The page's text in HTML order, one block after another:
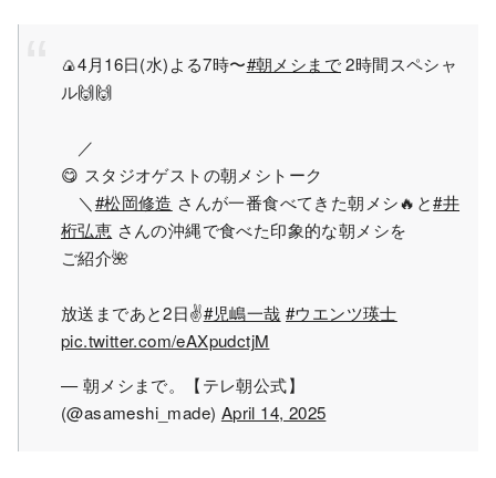
🍙4月16日(水)よる7時〜#朝メシまで2時間スペシャ
ル🙌🙌
／
😋 スタジオゲストの朝メシトーク
＼ #松岡修造 さんが一番食べてきた朝メシ🔥と#井
桁弘恵 さんの沖縄で食べた印象的な朝メシを
ご紹介🌺
放送まであと2日✌️#児嶋一哉 #ウエンツ瑛士
pic.twitter.com/eAXpudctjM
— 朝メシまで。【テレ朝公式】
(@asameshi_made) April 14, 2025